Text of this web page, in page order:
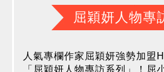
屈穎妍人物專
人氣專欄作家屈穎妍強勢加盟
「屈穎妍人物專訪系列」！屈